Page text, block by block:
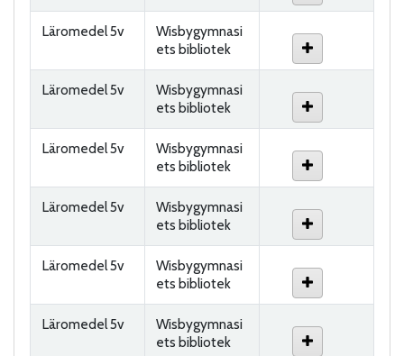
Läromedel 5v
Wisbygymnasi
ets bibliotek
Läromedel 5v
Wisbygymnasi
ets bibliotek
Läromedel 5v
Wisbygymnasi
ets bibliotek
Läromedel 5v
Wisbygymnasi
ets bibliotek
Läromedel 5v
Wisbygymnasi
ets bibliotek
Läromedel 5v
Wisbygymnasi
ets bibliotek